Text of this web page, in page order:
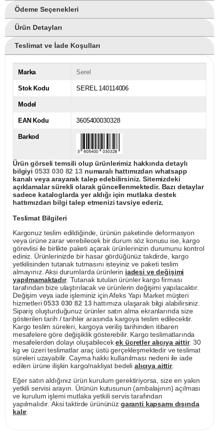
Ödeme Seçenekleri
Ürün Detayları
Teslimat ve İade Koşulları
Marka Serel
Stok Kodu SEREL.140114006
Model
EAN Kodu 3605400030328
Barkod
Ürün görseli temsili olup ürünlerimiz hakkında detaylı
bilgiyi 0533 030 82 13numaralı hattımızdan whatsapp
kanalı veya arayarak talep edebilirsiniz. Sitemizdeki
açıklamalar sürekli olarak güncellenmektedir. Bazı detaylar
sadece kataloglarda yer aldığı için mutlaka destek
hattımızdan bilgi talep etmenizi tavsiye ederiz.
Teslimat Bilgileri
Kargonuz teslim edildiğinde, ürünün paketinde deformasyon
veya ürüne zarar verebilecek bir durum söz konusu ise, kargo
görevlisi ile birlikte paketi açarak ürünlerinizin durumunu kontrol
ediniz. Ürünlerinizde bir hasar gördüğünüz takdirde, kargo
yetkilisinden tutanak tutmasını isteyiniz ve paketi teslim
almayınız. Aksi durumlarda ürünlerin iadesi ve değişimi
yapılmamaktadır. Tutanak tutulan ürünler kargo firması
tarafından bize ulaştırılacak ve ürünlerin değişimi yapılacaktır.
Değişim veya iade işleminiz için Afeks Yapı Market müşteri
hizmetleri0533 030 82 13hattımıza ulaşarak bilgi alabilirsiniz.
Sipariş oluşturduğunuz ürünler satın alma ekranlarında size
gösterilen tarih / tarihler arasında kargoya teslim edilecektir.
Kargo teslim süreleri, kargoya veriliş tarihinden itibaren
mesafelere göre değişiklik gösterebilir. Kargo teslimatlarında
mesafelerden dolayı oluşabilecekek ücretler alıcıya aittir. 30
kg ve üzeri teslimatlar araç üstü gerçekleşmektedir ve teslimat
süreleri uzayabilir. Cayma hakkı kullanılması nedeni ile iade
edilen ürüne ilişkin kargo/nakliyat bedeli alıcıya aittir.
Eğer satın aldığınız ürün kurulum gerektiriyorsa, size en yakın
yetkili servisi arayın. Ürünün kutusunun (ambalajının) açılması
ve kurulum işlemi mutlaka yetkili servis tarafından
yapılmalıdır. Aksi taktirde ürününüz garanti kapsamı dışında
kalır.